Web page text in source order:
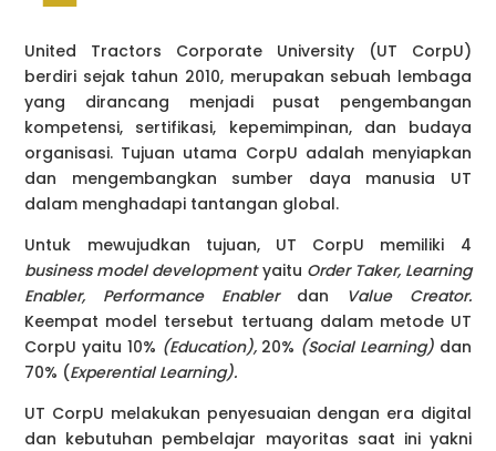
United Tractors Corporate University (UT CorpU)
berdiri sejak tahun 2010, merupakan sebuah lembaga
yang dirancang menjadi pusat pengembangan
kompetensi, sertifikasi, kepemimpinan, dan budaya
organisasi. Tujuan utama CorpU adalah menyiapkan
dan mengembangkan sumber daya manusia UT
dalam menghadapi tantangan global.
Untuk mewujudkan tujuan, UT CorpU memiliki 4
business model developmentyaitu Order Taker, Learning
Enabler, Performance Enabler dan
Value Creator.
Keempat model tersebut tertuang dalam metode UT
CorpU yaitu 10% (Education), 20% (Social Learning) dan
70% (Experential Learning).
UT CorpU melakukan penyesuaian dengan era digital
dan kebutuhan pembelajar mayoritas saat ini yakni